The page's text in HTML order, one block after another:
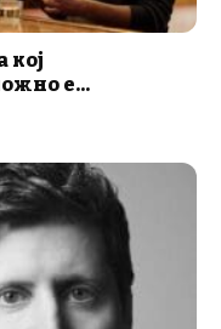
кој
е...